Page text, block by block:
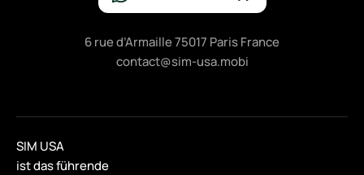
6 rue d’Armaille 75017 Paris France
contact@sim-usa.mobi
SIM USA
ist das führende